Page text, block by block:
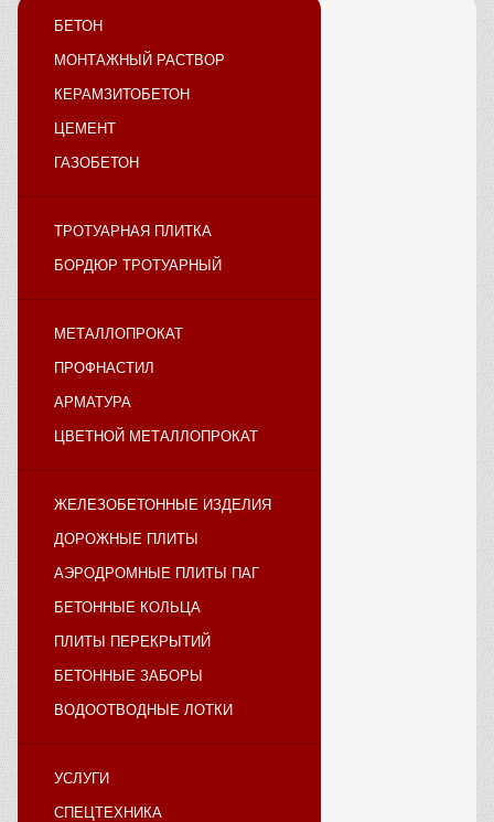
БЕТОН
МОНТАЖНЫЙ РАСТВОР
КЕРАМЗИТОБЕТОН
ЦЕМЕНТ
ГАЗОБЕТОН
ТРОТУАРНАЯ ПЛИТКА
БОРДЮР ТРОТУАРНЫЙ
МЕТАЛЛОПРОКАТ
ПРОФНАСТИЛ
АРМАТУРА
ЦВЕТНОЙ МЕТАЛЛОПРОКАТ
ЖЕЛЕЗОБЕТОННЫЕ ИЗДЕЛИЯ
ДОРОЖНЫЕ ПЛИТЫ
АЭРОДРОМНЫЕ ПЛИТЫ ПАГ
БЕТОННЫЕ КОЛЬЦА
ПЛИТЫ ПЕРЕКРЫТИЙ
БЕТОННЫЕ ЗАБОРЫ
ВОДООТВОДНЫЕ ЛОТКИ
УСЛУГИ
СПЕЦТЕХНИКА